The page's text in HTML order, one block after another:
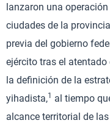
lanzaron una
ciudades de la
previa del gobierno
ejército tras el
la definición de la
yihadista,1 al tiempo
alcance territorial de